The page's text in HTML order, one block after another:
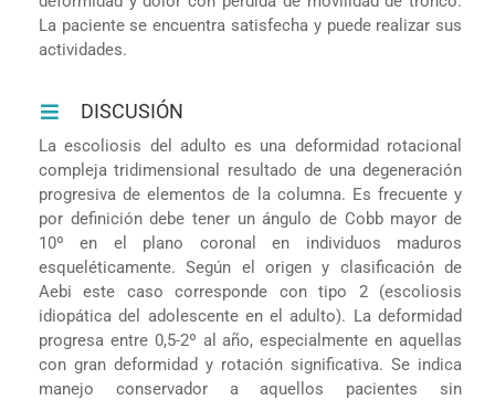
La paciente se encuentra satisfecha y puede realizar sus
actividades.
DISCUSIÓN
La escoliosis del adulto es una deformidad rotacional
compleja tridimensional resultado de una degeneración
progresiva de elementos de la columna. Es frecuente y
por definición debe tener un ángulo de Cobb mayor de
10º en el plano coronal en individuos maduros
esqueléticamente. Según el origen y clasificación de
Aebi este caso corresponde con tipo 2 (escoliosis
idiopática del adolescente en el adulto). La deformidad
progresa entre 0,5-2º al año, especialmente en aquellas
con gran deformidad y rotación significativa. Se indica
manejo conservador a aquellos pacientes sin